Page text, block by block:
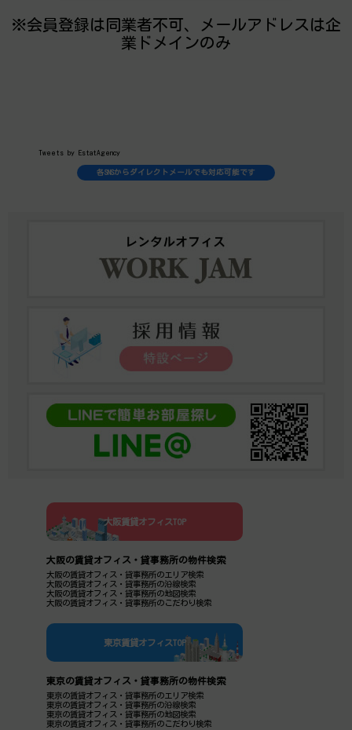
※会員登録は同業者不可、メールアドレスは企
業ドメインのみ
Tweets by EstatAgency
各SNSからダイレクトメールでも対応可能です
大阪賃貸オフィスTOP
大阪の賃貸オフィス・貸事務所の物件検索
大阪の賃貸オフィス・貸事務所のエリア検索
大阪の賃貸オフィス・貸事務所の沿線検索
大阪の賃貸オフィス・貸事務所の地図検索
大阪の賃貸オフィス・貸事務所のこだわり検索
東京賃貸オフィスTOP
東京の賃貸オフィス・貸事務所の物件検索
東京の賃貸オフィス・貸事務所のエリア検索
東京の賃貸オフィス・貸事務所の沿線検索
東京の賃貸オフィス・貸事務所の地図検索
東京の賃貸オフィス・貸事務所のこだわり検索